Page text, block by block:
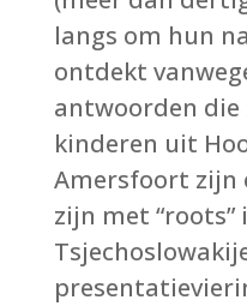
langs om hun
ontdekt
antwoorden die
kinderen uit
Amersfoort zijn
zijn met “roots”